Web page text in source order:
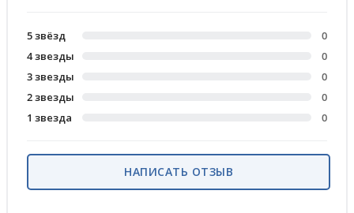
5 звёзд
0
4 звезды
0
3 звезды
0
2 звезды
0
1 звезда
0
НАПИСАТЬ ОТЗЫВ